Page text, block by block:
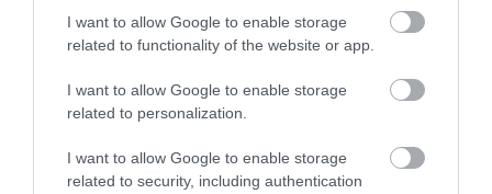
I want to allow Google to enable storage
related to functionality of the website or app.
I want to allow Google to enable storage
related to personalization.
I want to allow Google to enable storage
related to security, including authentication
motorokkal…